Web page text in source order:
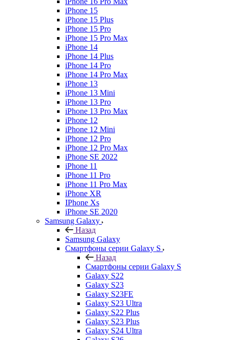
iPhone 15
iPhone 15 Plus
iPhone 15 Pro
iPhone 15 Pro Max
iPhone 14
iPhone 14 Plus
iPhone 14 Pro
iPhone 14 Pro Max
iPhone 13
iPhone 13 Mini
iPhone 13 Pro
iPhone 13 Pro Max
iPhone 12
iPhone 12 Mini
iPhone 12 Pro
iPhone 12 Pro Max
iPhone SE 2022
iPhone 11
iPhone 11 Pro
iPhone 11 Pro Max
iPhone XR
IPhone Xs
iPhone SE 2020
Samsung Galaxy
Назад
Samsung Galaxy
Смартфоны серии Galaxy S
Назад
Смартфоны серии Galaxy S
Galaxy S22
Galaxy S23
Galaxy S23FE
Galaxy S23 Ultra
Galaxy S22 Plus
Galaxy S23 Plus
Galaxy S24 Ultra